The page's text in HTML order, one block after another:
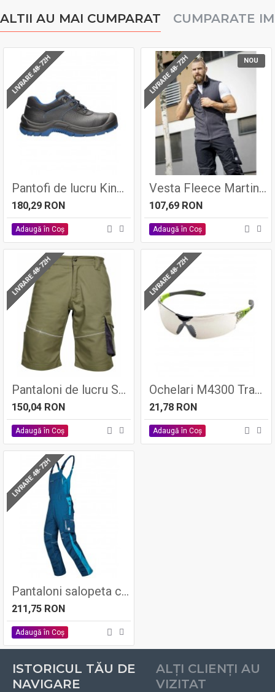
ALTII AU MAI CUMPARAT CUMPARATE
LIVRARE 48-72H
Pantofi de lucru Kinglow S3 - Ardon
180,29 RON
Adaugă în Coş
LIVRARE 48-72H NOU
Vesta Fleece Martin Gri Inchis
107,69 RON
Adaugă în Coş
LIVRARE 48-72H
Pantaloni de lucru SUMMER Kaki, tercot 65/35, 200gr/mp - ARDON
150,04 RON
Adaugă în Coş
LIVRARE 48-72H
Ochelari M4300 Transp
21,78 RON
Adaugă în Coş
LIVRARE 48-72H
Pantaloni salopeta cu pieptar URBAN, 65% poliester - 35% bumbac, 270gr/mp - Ardon
211,75 RON
Adaugă în Coş
ISTORICUL TĂU DE
NAVIGARE
ALȚI CLIENȚI AU
VIZITAT